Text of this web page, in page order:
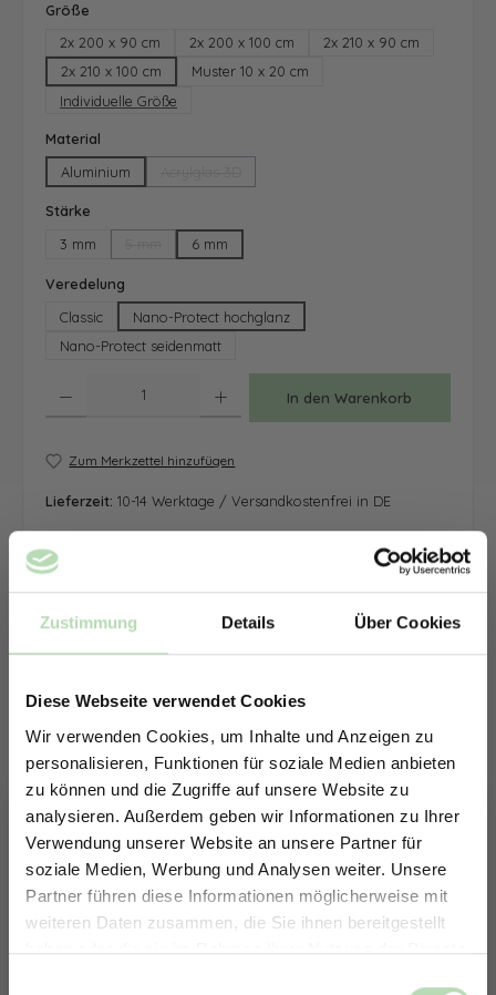
Zustimmung Details Über Cookies
Diese Webseite verwendet Cookies
Wir verwenden Cookies, um Inhalte und Anzeigen zu
personalisieren, Funktionen für soziale Medien anbieten
zu können und die Zugriffe auf unsere Website zu
analysieren. Außerdem geben wir Informationen zu Ihrer
Verwendung unserer Website an unsere Partner für
soziale Medien, Werbung und Analysen weiter. Unsere
Partner führen diese Informationen möglicherweise mit
weiteren Daten zusammen, die Sie ihnen bereitgestellt
haben oder die sie im Rahmen Ihrer Nutzung der Dienste
Größe
2x 200 x 90 cm
2x 200 x 100 cm
2x 210 x 90 cm
2x 210 x 100 cm
Muster 10 x 20 cm
Individuelle Größe
Material
Aluminium
Stärke
3 mm
(Diese Option ist zurzeit nicht verfügbar.)
6 mm
Veredelung
Classic
Nano-Protect hochglanz
Nano-Protect seidenmatt
In den Warenkorb
Zum Merkzettel hinzufügen
Lieferzeit: 10-14 Werktage / Versandkostenfrei in DE
ERHALTE 5% RABATT AUF
DEINE RÜCKWÄNDE